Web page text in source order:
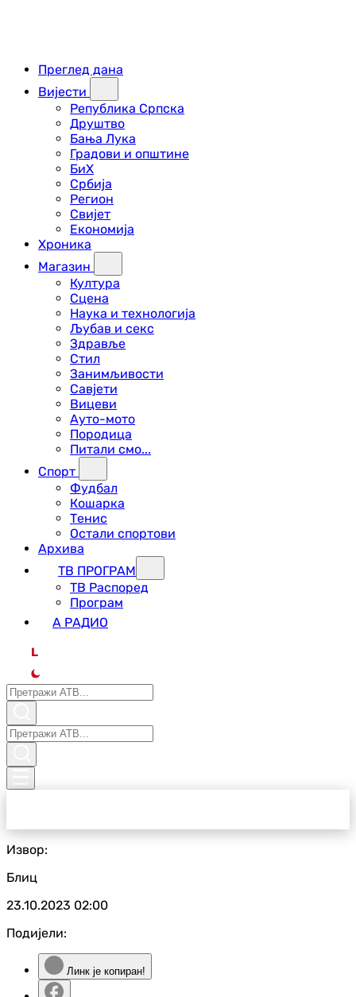
Преглед дана
Вијести
Република Српска
Друштво
Бања Лука
Градови и општине
БиХ
Србија
Регион
Свијет
Економија
Хроника
Магазин
Култура
Сцена
Наука и технологија
Љубав и секс
Здравље
Стил
Занимљивости
Савјети
Вицеви
Ауто-мото
Породица
Питали смо...
Спорт
Фудбал
Кошарка
Тенис
Остали спортови
Архива
ТВ ПРОГРАМ
ТВ Распоред
Програм
А РАДИО
L
Извор:
Блиц
23.10.2023 02:00
Подијели:
Линк је копиран!